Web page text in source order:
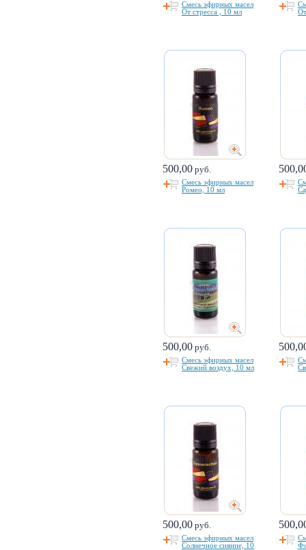
Смесь эфирных масел
От стресса , 10 мл
500,00 руб.
Смесь эфирных масел
Ромео, 10 мл
500,00 руб.
Смесь эфирных масел
Свежий воздух, 10 мл
500,00 руб.
Смесь эфирных масел
Солнечное сияние, 10